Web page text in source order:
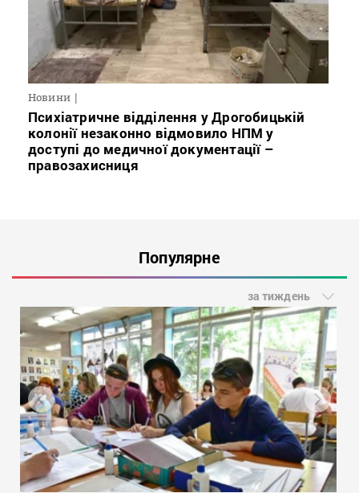
Новини
Психіатричне відділення у Дрогобицькій
колонії незаконно відмовило НПМ у
доступі до медичної документації –
правозахисниця
Популярне
за тиждень